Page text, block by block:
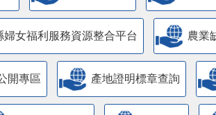
婦女福利服務資源整合平台 農業
開專區 產地證明標章查詢